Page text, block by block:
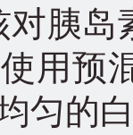
岛素
用预
匀的